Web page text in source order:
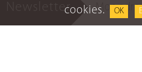
cookies.
OK
Newsletter